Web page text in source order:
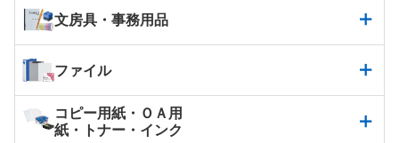
文房具・事務用品
ファイル
コピー用紙・ＯＡ用
紙・トナー・インク